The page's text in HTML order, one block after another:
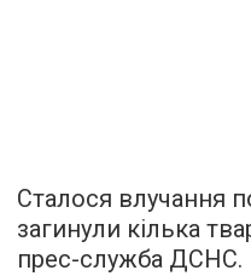
Сталося влучання
загинули кілька
прес-служба ДСНС.